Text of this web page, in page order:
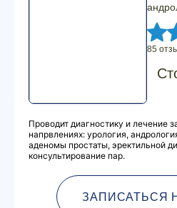
85
Проводит диагностику и лечение
напрвлениях: урология,
аденомы простаты, эректильной
консультирование пар.
ЗАПИСАТЬСЯ